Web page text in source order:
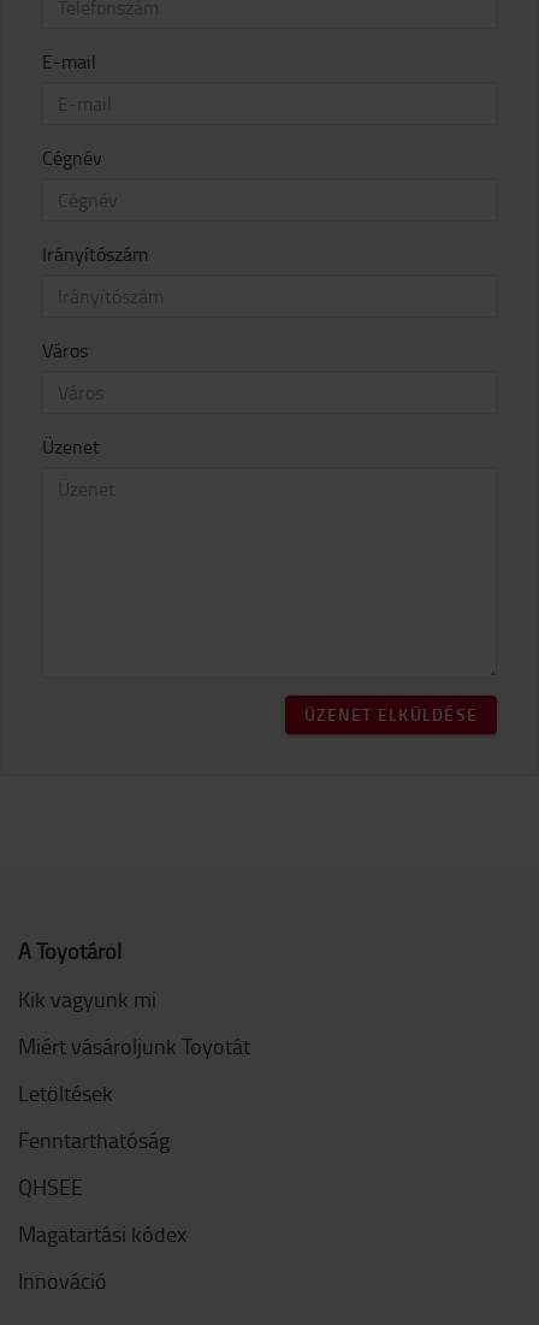
E-mail
Cégnév
Irányítószám
Város
Üzenet
ÜZENET ELKÜLDÉSE
A Toyotáról
Kik vagyunk mi
Miért vásároljunk Toyotát
Letöltések
Fenntarthatóság
QHSEE
Magatartási kódex
Innováció